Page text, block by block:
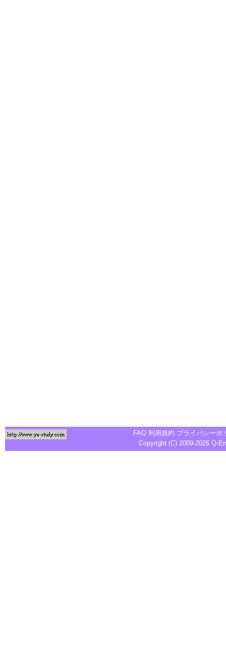
FAQ 利用規約 プライバシーポ
Copyright (C) 2009-2026 Q-